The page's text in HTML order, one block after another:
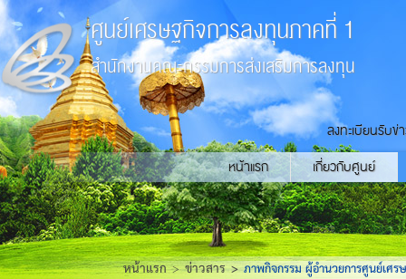
ศูนย์เศรษฐกิจการลงทุนภาคที่ 1
สำนักงานคณะกรรมการส่งเสริมการลงทุน
ลงทะเบียนรับข่
หน้าแรก
เกี่ยวกับศูนย์
หน้าแรก ข่าวสาร ภาพกิจกรรม ผู้อำนวยการศูนย์เศ